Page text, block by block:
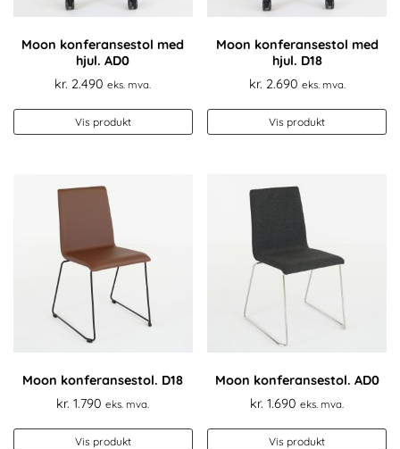
Moon konferansestol med
hjul. AD0
kr. 2.490 eks. mva.
Vis produkt
Moon konferansestol med
hjul. D18
kr. 2.690 eks. mva.
Vis produkt
Moon konferansestol. D18
kr. 1.790 eks. mva.
Vis produkt
Moon konferansestol. AD0
kr. 1.690 eks. mva.
Vis produkt